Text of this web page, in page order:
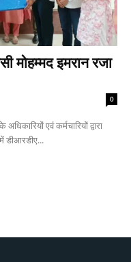
मोहम्मद इमरान रजा
0
एवं कर्मचारियों द्वारा
डीआरडीए...